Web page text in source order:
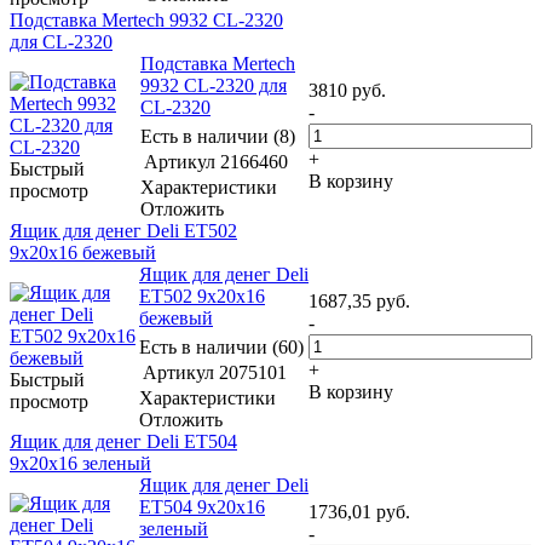
Подставка Mertech 9932 CL-2320
для CL-2320
Быстрый
просмотр
Подставка Mertech
9932 CL-2320 для
CL-2320
Есть в наличии (8)
Артикул 2166460
Характеристики
Отложить
3810 руб.
-
+
В корзину
Ящик для денег Deli ET502
9x20x16 бежевый
Быстрый
просмотр
Ящик для денег Deli
ET502 9x20x16
бежевый
Есть в наличии (60)
Артикул 2075101
Характеристики
Отложить
1687,35 руб.
-
+
В корзину
Ящик для денег Deli ET504
9x20x16 зеленый
Ящик для денег Deli
ET504 9x20x16
зеленый
1736,01 руб.
-